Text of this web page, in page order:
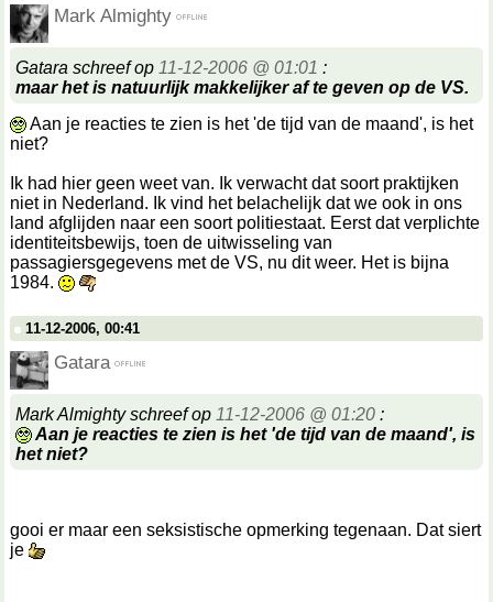
Mark Almighty
Gatara schreef op 11-12-2006 @ 01:01 :
maar het is natuurlijk makkelijker af te geven op de VS.
Aan je reacties te zien is het 'de tijd van de maand', is het
niet?
Ik had hier geen weet van. Ik verwacht dat soort praktijken
niet in Nederland. Ik vind het belachelijk dat we ook in ons
land afglijden naar een soort politiestaat. Eerst dat verplichte
identiteitsbewijs, toen de uitwisseling van
passagiersgegevens met de VS, nu dit weer. Het is bijna
1984.
11-12-2006, 00:41
Gatara
Mark Almighty schreef op 11-12-2006 @ 01:20 :
Aan je reacties te zien is het 'de tijd van de maand', is
het niet?
gooi er maar een seksistische opmerking tegenaan. Dat siert
je